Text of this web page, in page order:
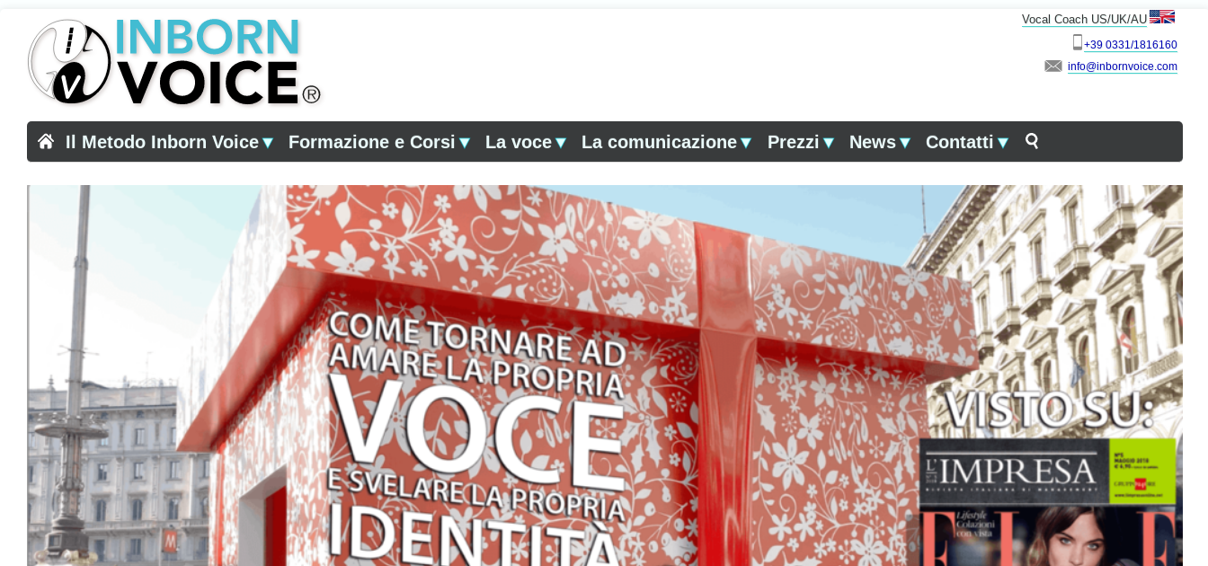
Vocal Coach US/UK/AU
+39 0331/1816160
info
Il Metodo Inborn Voice▼ Formazione e Corsi▼ La voce▼ La comunicazione▼ Prezzi▼ News▼ Contatti▼